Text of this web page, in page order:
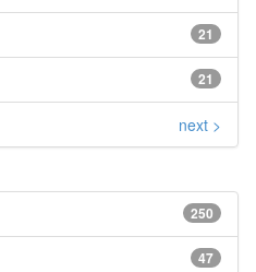
21
21
next >
250
47